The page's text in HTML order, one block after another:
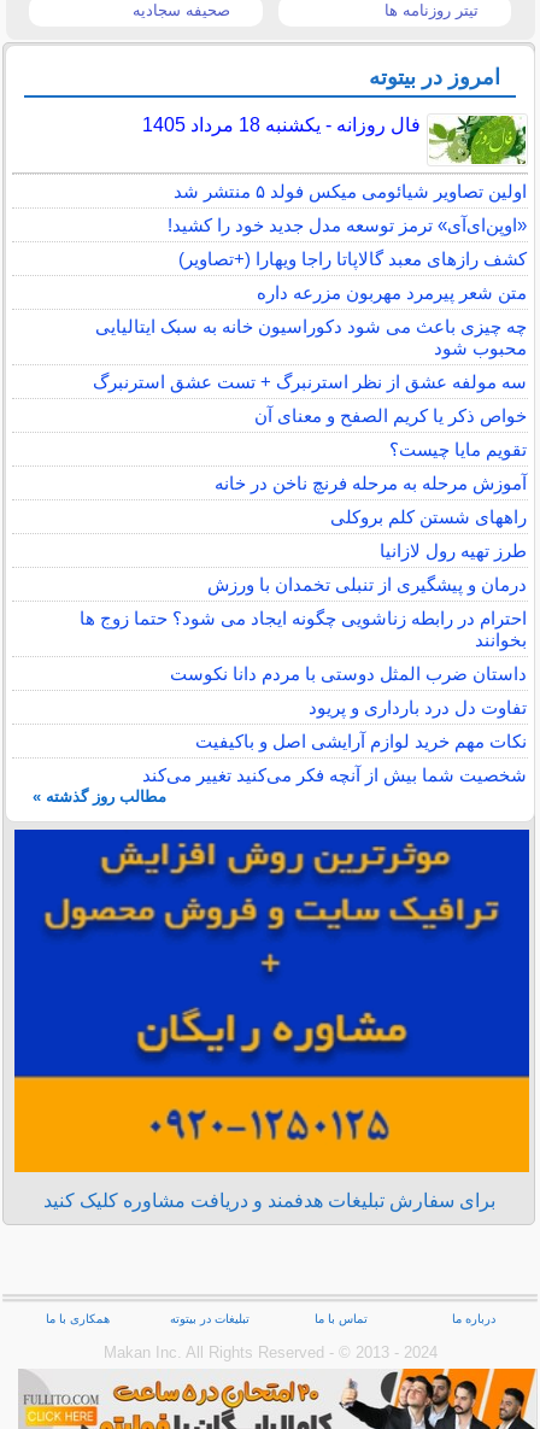
تیتر روزنامه ها صحیفه سجادیه
امروز در بیتوته
فال روزانه - یکشنبه 18 مرداد 1405
اولین تصاویر شیائومی میکس فولد ۵ منتشر شد
«اوپن‌ای‌آی» ترمز توسعه مدل جدید خود را کشید!
کشف رازهای معبد گالاپاتا راجا ویهارا (+تصاویر)
متن شعر پیرمرد مهربون مزرعه داره
چه چیزی باعث می شود دکوراسیون خانه به سبک ایتالیایی
محبوب شود
سه مولفه عشق از نظر استرنبرگ + تست عشق استرنبرگ
خواص ذکر یا کریم الصفح و معنای آن
تقویم مایا چیست؟
آموزش مرحله به مرحله فرنچ ناخن در خانه
راههای شستن کلم بروکلی
طرز تهیه رول لازانیا
درمان و پیشگیری از تنبلی تخمدان با ورزش
احترام در رابطه زناشویی چگونه ایجاد می شود؟ حتما زوج ها
بخوانند
داستان ضرب المثل دوستی با مردم دانا نكوست
تفاوت دل درد بارداری و پریود
نکات مهم خرید لوازم آرایشی اصل و باکیفیت
شخصیت شما بیش از آنچه فکر می‌کنید تغییر می‌کند
مطالب روز گذشته »
برای سفارش تبلیغات هدفمند و دریافت مشاوره کلیک کنید
درباره ما تماس با ما تبلیغات در بیتوته همکاری با ما
Makan Inc.‎ All Rights Reserved - © 2013 - 2024